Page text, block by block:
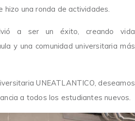
hizo una ronda de actividades.
a ser un éxito, creando vida
y una comunidad universitaria más
UNEATLANTICO, deseamos
a todos los estudiantes nuevos.